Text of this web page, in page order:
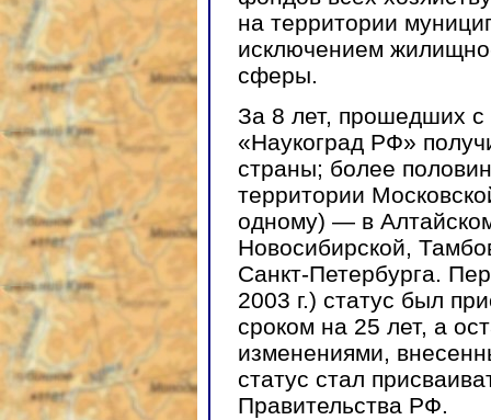
на территории
исключением
сферы.
За 8 лет, прошедших с
«Наукоград РФ»
страны; более
территории
одному) — в
Новосибирской,
Санкт-Петербурга.
2003 г.) статус был
сроком на 25 лет, а
изменениями,
статус стал
Правительства РФ.